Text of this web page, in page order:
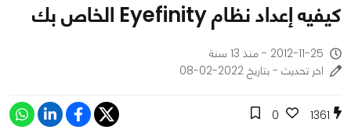
كيفيه إعداد نظام Eyefinity الخاص بك
2012-11-25 - منذ 13 سنة
اخر تحديث - بتاريخ 2022-02-08
1361
0